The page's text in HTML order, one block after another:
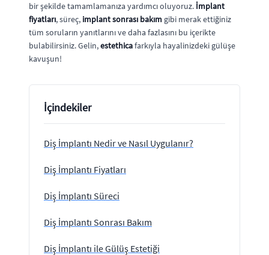
bir şekilde tamamlamanıza yardımcı oluyoruz. İmplant
fiyatları, süreç, implant sonrası bakım gibi merak ettiğiniz
tüm soruların yanıtlarını ve daha fazlasını bu içerikte
bulabilirsiniz. Gelin,estethicafarkıyla hayalinizdeki gülüşe
kavuşun!
İçindekiler
Diş İmplantı Nedir ve Nasıl Uygulanır?
Diş İmplantı Fiyatları
Diş İmplantı Süreci
Diş İmplantı Sonrası Bakım
Diş İmplantı ile Gülüş Estetiği